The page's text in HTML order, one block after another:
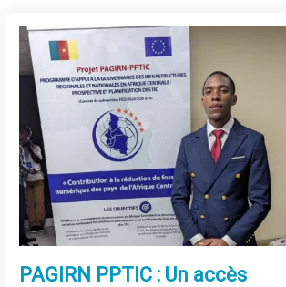
PAGIRN PPTIC : Un accès